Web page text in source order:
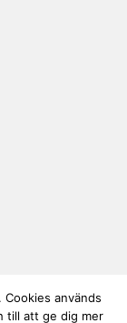
används
till att ge dig mer